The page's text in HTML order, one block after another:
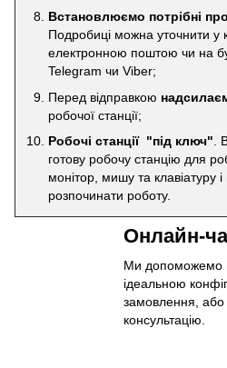
Встановлюємо потрібні
Подробиці можна уточнити у
електронною поштою чи на
Telegram чи Viber;
Перед відправкою
робочої станції;
Робочі станції "під ключ" .
готову робочу станцію для
монітор, мишу та клавіатуру
розпочинати роботу.
Онлайн-
Ми допоможемо
ідеальною
замовлення,
консультацію.